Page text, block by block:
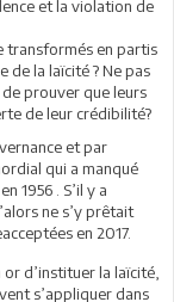
et la violation de
transformés en partis
de la laïcité ? Ne pas
prouver que leurs
de leur crédibilité?
et par
qui a manqué
1956 . S’il y a
ne s’y prêtait
en 2017.
d’instituer la laïcité,
s’appliquer dans